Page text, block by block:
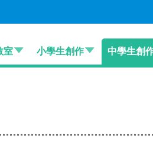
室 小學生創作 中學生創